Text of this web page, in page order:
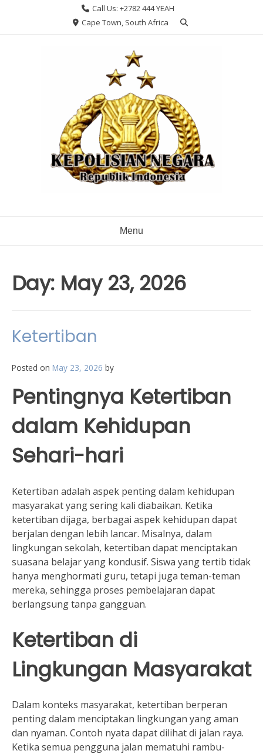
Call Us: +2782 444 YEAH
Cape Town, South Africa
Menu
Day: May 23, 2026
Ketertiban
Posted on May 23, 2026 by
Pentingnya Ketertiban
dalam Kehidupan
Sehari-hari
Ketertiban adalah aspek penting dalam kehidupan
masyarakat yang sering kali diabaikan. Ketika
ketertiban dijaga, berbagai aspek kehidupan dapat
berjalan dengan lebih lancar. Misalnya, dalam
lingkungan sekolah, ketertiban dapat menciptakan
suasana belajar yang kondusif. Siswa yang tertib tidak
hanya menghormati guru, tetapi juga teman-teman
mereka, sehingga proses pembelajaran dapat
berlangsung tanpa gangguan.
Ketertiban di
Lingkungan Masyarakat
Dalam konteks masyarakat, ketertiban berperan
penting dalam menciptakan lingkungan yang aman
dan nyaman. Contoh nyata dapat dilihat di jalan raya.
Ketika semua pengguna jalan mematuhi rambu-